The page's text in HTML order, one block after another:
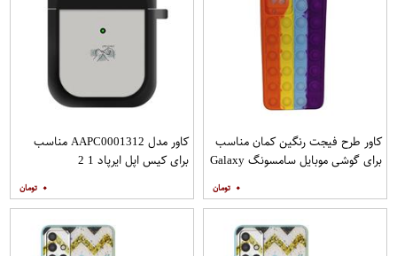
کاور طرح فیجت رنگین کمان مناسب
برای گوشی موبایل سامسونگ Galaxy
۰
کاور مدل AAPC0001312 مناسب
برای کیس اپل ایرپاد 1 2
۰